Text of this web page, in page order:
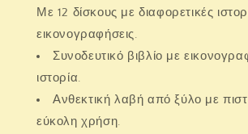
Με 12 δίσκους με διαφορετικές
εικονογραφήσεις.
Συνοδευτικό βιβλίο με
ιστορία.
Ανθεκτική λαβή από ξύλο με
εύκολη χρήση.